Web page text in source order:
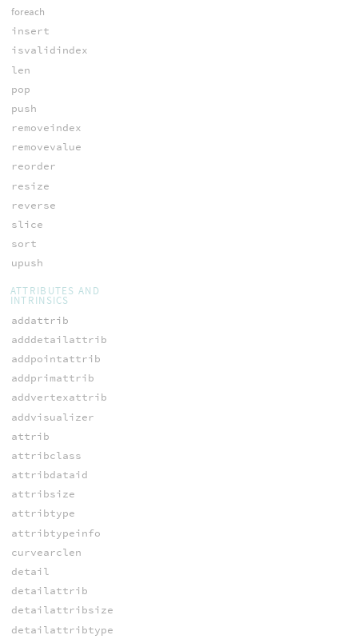
foreach
insert
isvalidindex
len
pop
push
removeindex
removevalue
reorder
resize
reverse
slice
sort
upush
ATTRIBUTES AND
INTRINSICS
addattrib
adddetailattrib
addpointattrib
addprimattrib
addvertexattrib
addvisualizer
attrib
attribclass
attribdataid
attribsize
attribtype
attribtypeinfo
curvearclen
detail
detailattrib
detailattribsize
detailattribtype